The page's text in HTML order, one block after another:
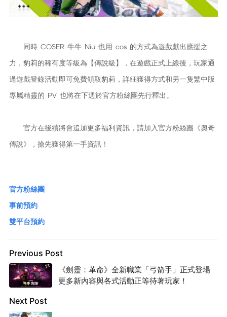
同時 COSER 牛牛 Niu 也用 cos 的方式為遊戲獻出應援之
力，豹莉的稀有度等級為【傳說級】，在遊戲正式上線後，玩家通
過遊戲登錄活動即可免費領取豹莉，詳細獲得方式和另一隻繁中版
專屬精靈的 PV 也將在下週於官方粉絲團先行釋出。
官方在後續將會追加更多福利資訊，請加入官方粉絲團《奧奇
傳說》，搶先獲得第一手資訊！
官方粉絲團
事前預約
雙平台預約
Previous Post
《劍靈：革命》全新職業「弓箭手」正式登場
更多新內容與各式活動正等待著玩家！
Next Post